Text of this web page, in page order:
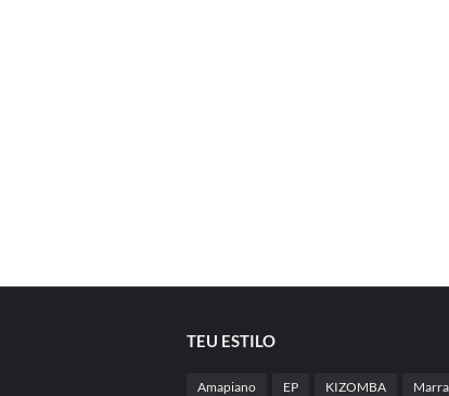
TEU ESTILO
Amapiano EP KIZOMBA